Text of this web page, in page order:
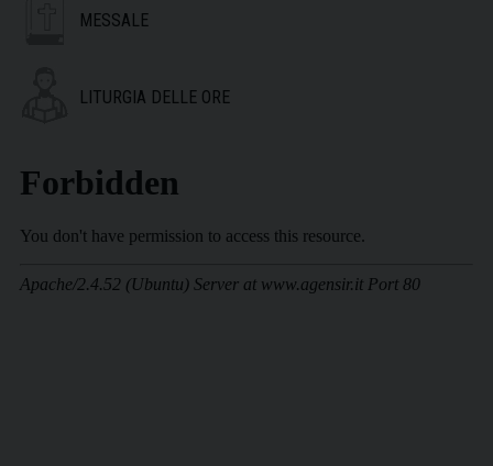
MESSALE
LITURGIA DELLE ORE